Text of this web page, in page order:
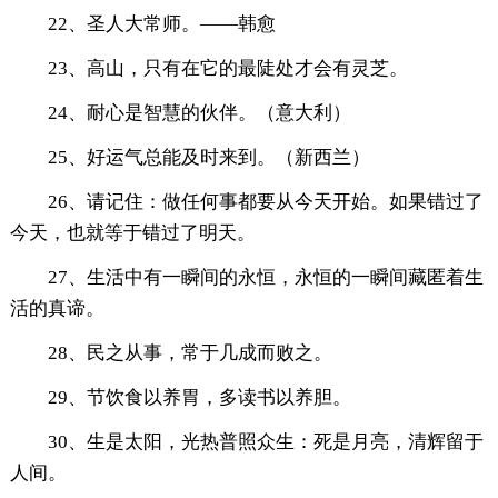
22、圣人大常师。——韩愈
23、高山，只有在它的最陡处才会有灵芝。
24、耐心是智慧的伙伴。（意大利）
25、好运气总能及时来到。（新西兰）
26、请记住：做任何事都要从今天开始。如果错过了
今天，也就等于错过了明天。
27、生活中有一瞬间的永恒，永恒的一瞬间藏匿着生
活的真谛。
28、民之从事，常于几成而败之。
29、节饮食以养胃，多读书以养胆。
30、生是太阳，光热普照众生：死是月亮，清辉留于
人间。